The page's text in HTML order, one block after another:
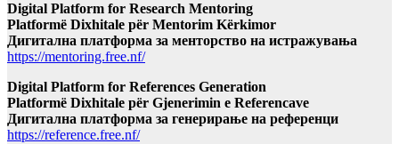
Digital Platform for Research Mentoring
Platformë Dixhitale për Mentorim Kërkimor
Дигитална платформа за менторство на истражувања
https://mentoring.free.nf/
Digital Platform for References Generation
Platformë Dixhitale për Gjenerimin e Referencave
Дигитална платформа за генерирање на референци
https://reference.free.nf/